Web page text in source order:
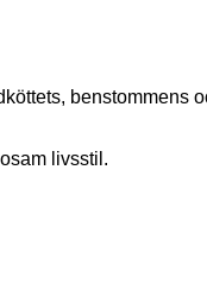
benstommens
livsstil.